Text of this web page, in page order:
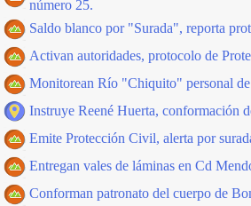
número 25.
Saldo blanco por "Surada", reporta
Activan autoridades, protocolo de
Monitorean Río "Chiquito" personal
Instruye Reené Huerta, conformación
Emite Protección Civil, alerta por
Entregan vales de láminas en Cd
Conforman patronato del cuerpo de